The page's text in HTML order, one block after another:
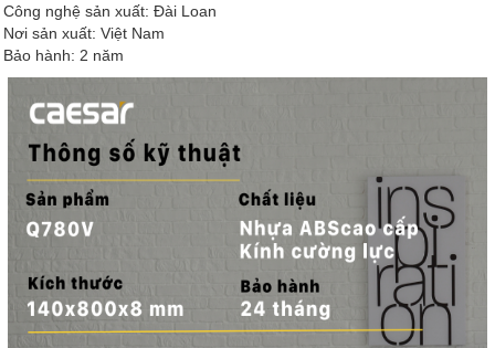
Công nghệ sản xuất: Đài Loan
Nơi sản xuất: Việt Nam
Bảo hành: 2 năm